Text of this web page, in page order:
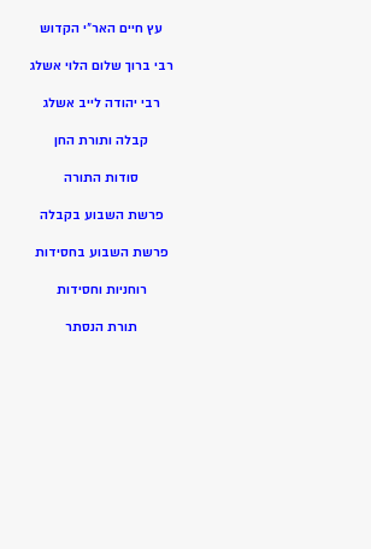
עץ חיים האר”י הקדוש
רבי ברוך שלום הלוי אשלג
רבי יהודה לייב אשלג
קבלה ותורת החן
סודות התורה
פרשת השבוע בקבלה
פרשת השבוע בחסידות
רוחניות וחסידות
תורת הנסתר